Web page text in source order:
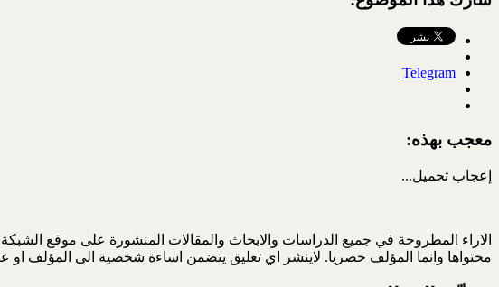
Telegram
معجب بهذه:
إعجاب تحميل...
الاراء المطروحة في جميع الدراسات والابحاث والمقالات المنشورة على موقع
محتواها وانما المؤلف حصريا. لاينشر اي تعليق يتضمن اساءة شخصية الى المؤلف